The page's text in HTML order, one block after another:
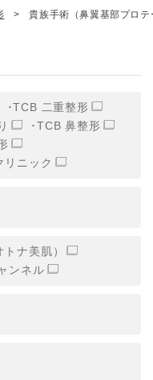
貴族手術（鼻翼基部プロテ
TCB 二重整形
TCB 鼻整形
リニック
ナ美肌）
ンネル